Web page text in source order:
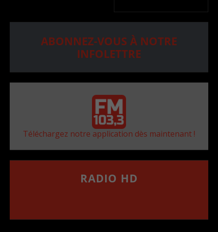
ABONNEZ-VOUS À NOTRE
INFOLETTRE
Téléchargez notre application dès maintenant !
RADIO HD